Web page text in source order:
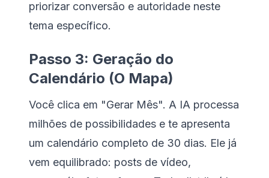
priorizar conversão e autoridade neste
tema específico.
Passo 3: Geração do
Calendário (O Mapa)
Você clica em "Gerar Mês". A IA processa
milhões de possibilidades e te apresenta
um calendário completo de 30 dias. Ele já
vem equilibrado: posts de vídeo,